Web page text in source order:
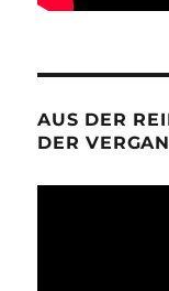
AUS DER
ER